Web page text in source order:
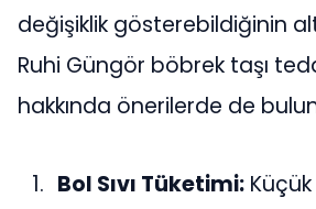
değişiklik gösterebildiğinin
Ruhi Güngör böbrek taşı
hakkında önerilerde de
Bol Sıvı Tüketimi: